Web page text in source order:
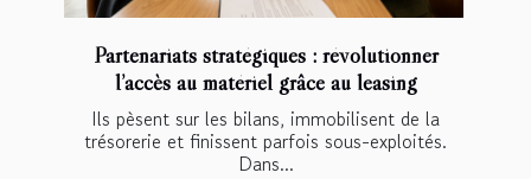
Partenariats stratégiques : révolutionner
l’accès au matériel grâce au leasing
Ils pèsent sur les bilans, immobilisent de la
trésorerie et finissent parfois sous-exploités.
Dans...